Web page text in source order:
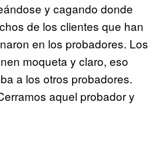
y cagando donde
de los clientes que han
en los probadores. Los
moqueta y claro, eso
a los otros probadores.
aquel probador y